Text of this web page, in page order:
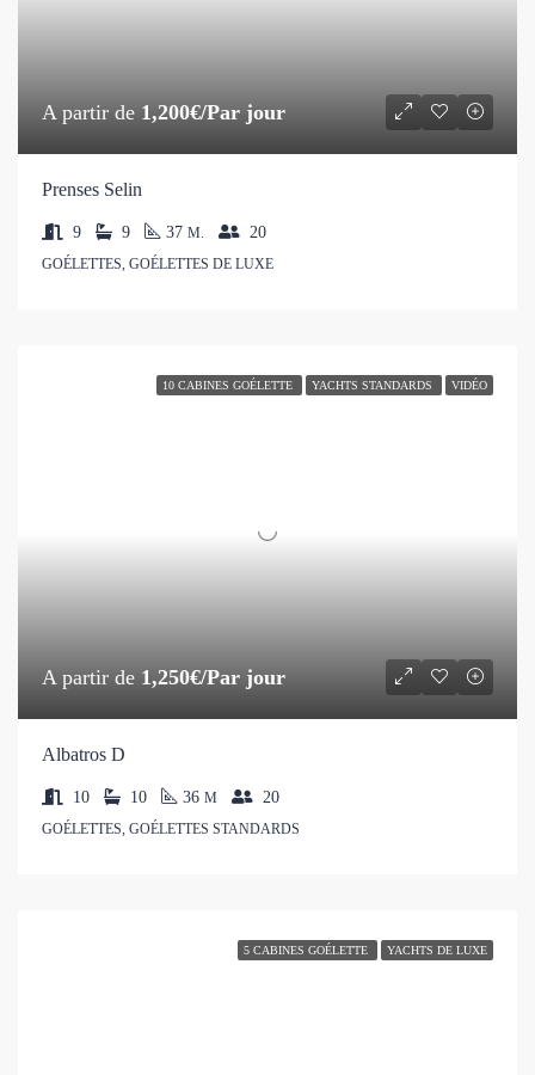
A partir de 1,200€/Par jour
Prenses Selin
9 9 37 M. 20
GOÉLETTES, GOÉLETTES DE LUXE
10 CABINES GOÉLETTE YACHTS STANDARDS VIDÉO
A partir de 1,250€/Par jour
Albatros D
10 10 36 M 20
GOÉLETTES, GOÉLETTES STANDARDS
5 CABINES GOÉLETTE YACHTS DE LUXE